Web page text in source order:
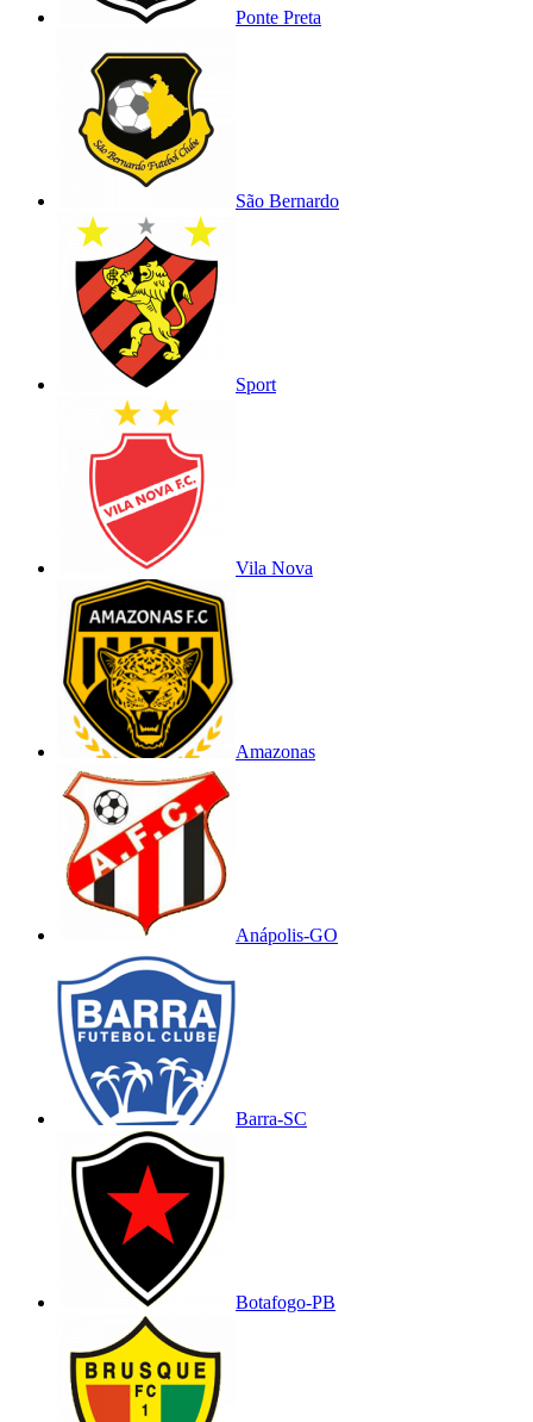
Ponte Preta
São Bernardo
Sport
Vila Nova
Amazonas
Anápolis-GO
Barra-SC
Botafogo-PB